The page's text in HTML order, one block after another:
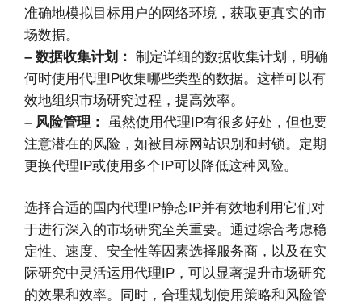
准确地模拟目标用户的网络环境，获取更真实的市
场数据。
– 数据收集计划： 制定详细的数据收集计划，明确
何时使用代理IP收集哪些类型的数据。这样可以有
效地组织市场研究过程，提高效率。
– 风险管理：
虽然使用代理IP有很多好处，但也要
注意潜在的风险，如被目标网站识别和封锁。定期
更换代理IP或使用多个IP可以降低这种风险。
选择合适的国内代理IP静态IP并有效地利用它们对
于进行深入的市场研究至关重要。通过综合考虑稳
定性、速度、安全性等因素选择服务商，以及在实
际研究中灵活运用代理IP，可以显著提升市场研究
的效果和效率。同时，合理规划使用策略和风险管